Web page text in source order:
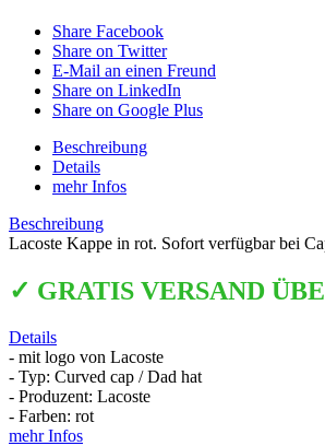
Share Facebook
Share on Twitter
E-Mail an einen Freund
Share on LinkedIn
Share on Google Plus
Beschreibung
Details
mehr Infos
Beschreibung
Lacoste Kappe in rot. Sofort verfügbar bei
✓ GRATIS VERSAND
Details
- mit logo von Lacoste
- Typ: Curved cap / Dad hat
- Produzent: Lacoste
- Farben: rot
mehr Infos